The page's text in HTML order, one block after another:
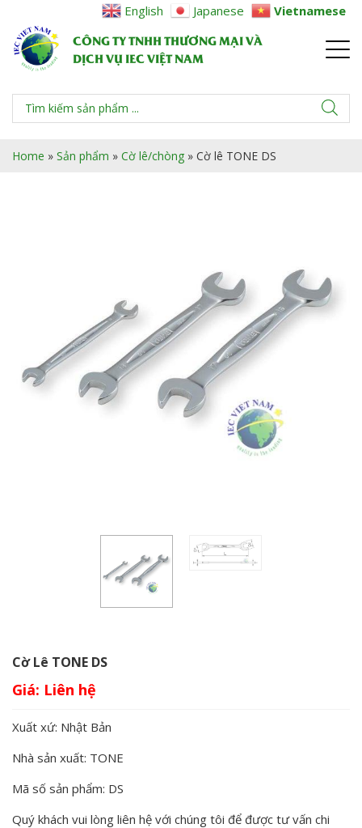
CÔNG TY TNHH THƯƠNG MẠI VÀ
DỊCH VỤ IEC VIỆT NAM
Home » Sản phẩm » Cờ lê/chòng » Cờ lê TONE DS
Cờ Lê TONE DS
Giá:
Xuất xứ: Nhật Bản
Nhà sản xuất: TONE
Mã số sản phẩm: DS
Quý khách vui lòng liên hệ với chúng tôi để được tư vấn chi
English Japanese Vietnamese